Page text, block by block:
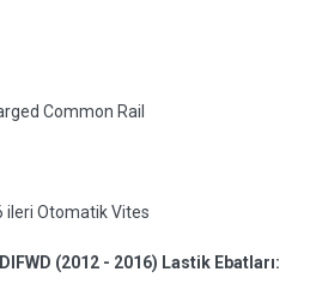
Common Rail
ileri Otomatik Vites
(2012 - 2016) Lastik Ebatları: